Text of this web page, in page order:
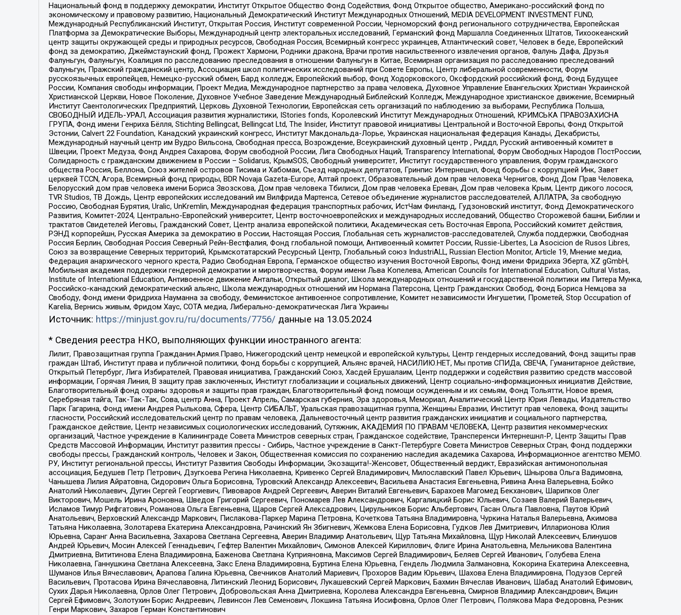
Национальный фонд в поддержку демократии, Институт Открытое Общество Фонд Содействия, Фонд Открытое общество, Американо-российский фонд по
экономическому и правовому развитию, Национальный Демократический Институт Международных Отношений, MEDIA DEVELOPMENT INVESTMENT FUND,
Международный Республиканский Институт, Открытая Россия, Институт современной России, Черноморский фонд регионального сотрудничества, Европейская
Платформа за Демократические Выборы, Международный центр электоральных исследований, Германский фонд Маршалла Соединенных Штатов, Тихоокеанский
центр защиты окружающей среды и природных ресурсов, Свободная Россия, Всемирный конгресс украинцев, Атлантический совет, Человек в беде, Европейский
фонд за демократию, Джеймстаунский фонд, Прожект Хармони, Родники дракона, Врачи против насильственного извлечения органов, Фалунь Дафа, Друзья
Фалуньгун, Фалуньгун, Коалиция по расследованию преследования в отношении Фалуньгун в Китае, Всемирная организация по расследованию преследований
Фалуньгун, Пражский гражданский центр, Ассоциация школ политических исследований при Совете Европы, Центр либеральной современности, Форум
русскоязычных европейцев, Немецко-русский обмен, Бард колледж, Европейский выбор, Фонд Ходорковского, Оксфордский российский фонд, Фонд Будущее
России, Компания свободы информации, Проект Медиа, Международное партнерство за права человека, Духовное Управление Евангельских Христиан Украинской
Христианской Церкви, Новое Поколение, Духовное Учебное Заведение Международный Библейский Колледж, Международное христианское движение, Всемирный
Институт Саентологических Предприятий, Церковь Духовной Технологии, Европейская сеть организаций по наблюдению за выборами, Республика Польша,
СВОБОДНЫЙ ИДЕЛЬ-УРАЛ, Ассоциация развития журналистики, IStories fonds, Королевский Институт Международных Отношений, КРИМСЬКА ПРАВОЗАХИСНА
ГРУПА, Фонд имени Генриха Бёлля, Stichting Bellingcat, Bellingcat Ltd, The Insider, Институт правовой инициативы Центральной и Восточной Европы, Фонд Открытой
Эстонии, Calvert 22 Foundation, Канадский украинский конгресс, Институт Макдональда-Лорье, Украинская национальная федерация Канады, Декабристы,
Международный научный центр им Вудро Вильсона, Свободная пресса, Возрождение, Всеукраинский духовный центр , Риддл, Русский антивоенный комитет в
Швеции, Проект Медуза, Фонд Андрея Сахарова, Форум свободной России, Лига Свободных Наций, Transparеncy International, Форум Свободных Народов ПостРоссии,
Солидарность с гражданским движением в России – Solidarus, КрымSOS, Свободный университет, Институт государственного управления, Форум гражданского
общества Россия, Беллона, Союз жителей островов Тисима и Хабомаи, Съезд народных депутатов, Гринпис Интернешнл, Фонд борьбы с коррупцией Инк, Завет
церквей TCCN, Агора, Всемирный фонд природы, BDR Novaja Gazeta-Europe, Алтай проект, Образовательный дом прав человека Чернигов, Фонд Дом Прав Человека,
Белорусский дом прав человека имени Бориса Звозскова, Дом прав человека Тбилиси, Дом прав человека Ереван, Дом прав человека Крым, Центр дикого лосося,
TVR Studios, ТВ Дождь, Центр европейских исследований им Вилфрида Мартенса, Сетевое объединение журналистов расследователей, АЛЛАТРА, За свободную
Россию, Свободная Бурятия, Uralic, UnKremlin, Международная федерация транспортных рабочих, ИстЧам Финланд, Гудзоновский институт, Фонд Демократического
Развития, Комитет-2024, Центрально-Европейский университет, Центр восточноевропейских и международных исследований, Общество Сторожевой башни, Библии и
трактатов Свидетелей Иеговы, Гражданский Совет, Центр анализа европейской политики, Академическая сеть Восточная Европа, Российский комитет действия,
РЭНД корпорейшн, Русская Америка за демократию в России, Настоящая Россия, Глобальная сеть журналистов-расследователей, Служба поддержки, Свободная
Россия Берлин, Свободная Россия Северный Рейн-Вестфалия, Фонд глобальной помощи, Антивоенный комитет России, Russie-Libertes, La Asocicion de Rusos Libres,
Союз за возвращение Северных территорий, Крымскотатарский Ресурсный Центр, Глобальный союз IndustriALL, Russian Election Monitor, Article 19, Мнение медиа,
Федерация анархического черного креста, Радио Свободная Европа, Германское общество изучения Восточной Европы, Фонд имени Фридриха Эберта, XZ gGmbH,
Мобильная академия поддержки гендерной демократии и миротворчества, Форум имени Льва Копелева, American Councils for International Education, Cultural Vistas,
Institute of International Education, Антивоенное движение Антальи, Открытый диалог, Школа международных отношений и государственной политики им Питера Мунка,
Российско-канадский демократический альянс, Школа международных отношений им Нормана Патерсона, Центр Гражданских Свобод, Фонд Бориса Немцова за
Свободу, Фонд имени Фридриха Науманна за свободу, Феминистское антивоенное сопротивление, Комитет независимости Ингушетии, Прометей, Stop Occupation of
Karelia, Вернись живым, Фридом Хаус, СОТА медиа, Либерально-демократическая Лига Украины
Источник: https://minjust.gov.ru/ru/documents/7756/ данные на 13.05.2024
* Сведения реестра НКО, выполняющих функции иностранного агента:
Лилит, Правозащитная группа Гражданин.Армия.Право, Нижегородский центр немецкой и европейской культуры, Центр гендерных исследований, Фонд защиты прав
граждан Штаб, Институт права и публичной политики, Фонд борьбы с коррупцией, Альянс врачей, НАСИЛИЮ.НЕТ, Мы против СПИДа, СВЕЧА, Гуманитарное действие,
Открытый Петербург, Лига Избирателей, Правовая инициатива, Гражданский Союз, Хасдей Ерушалаим, Центр поддержки и содействия развитию средств массовой
информации, Горячая Линия, В защиту прав заключенных, Институт глобализации и социальных движений, Центр социально-информационных инициатив Действие,
Благотворительный фонд охраны здоровья и защиты прав граждан, Благотворительный фонд помощи осужденным и их семьям, Фонд Тольятти, Новое время,
Серебряная тайга, Так-Так-Так, Сова, центр Анна, Проект Апрель, Самарская губерния, Эра здоровья, Мемориал, Аналитический Центр Юрия Левады, Издательство
Парк Гагарина, Фонд имени Андрея Рылькова, Сфера, Центр СИБАЛЬТ, Уральская правозащитная группа, Женщины Евразии, Институт прав человека, Фонд защиты
гласности, Российский исследовательский центр по правам человека, Дальневосточный центр развития гражданских инициатив и социального партнерства,
Гражданское действие, Центр независимых социологических исследований, Сутяжник, АКАДЕМИЯ ПО ПРАВАМ ЧЕЛОВЕКА, Центр развития некоммерческих
организаций, Частное учреждение в Калининграде Совета Министров северных стран, Гражданское содействие, Трансперенси Интернешнл-Р, Центр Защиты Прав
Средств Массовой Информации, Институт развития прессы - Сибирь, Частное учреждение в Санкт-Петербурге Совета Министров Северных Стран, Фонд поддержки
свободы прессы, Гражданский контроль, Человек и Закон, Общественная комиссия по сохранению наследия академика Сахарова, Информационное агентство МЕМО.
РУ, Институт региональной прессы, Институт Развития Свободы Информации, Экозащита!-Женсовет, Общественный вердикт, Евразийская антимонопольная
ассоциация, Бедушев Петр Петрович, Дзугкоева Регина Николаевна, Кривенко Сергей Владимирович, Милославский Павел Юрьевич, Шнырова Ольга Вадимовна,
Чанышева Лилия Айратовна, Сидорович Ольга Борисовна, Туровский Александр Алексеевич, Васильева Анастасия Евгеньевна, Ривина Анна Валерьевна, Бойко
Анатолий Николаевич, Дугин Сергей Георгиевич, Пивоваров Андрей Сергеевич, Аверин Виталий Евгеньевич, Барахоев Магомед Бекханович, Шарипков Олег
Викторович, Мошель Ирина Ароновна, Шведов Григорий Сергеевич, Пономарев Лев Александрович, Каргалицкий Борис Юльевич, Созаев Валерий Валерьевич,
Исламов Тимур Рифгатович, Романова Ольга Евгеньевна, Щаров Сергей Алексадрович, Цирульников Борис Альбертович, Гасан Ольга Павловна, Паутов Юрий
Анатольевич, Верховский Александр Маркович, Пислакова-Паркер Марина Петровна, Кочеткова Татьяна Владимировна, Чуркина Наталья Валерьевна, Акимова
Татьяна Николаевна, Золотарева Екатерина Александровна, Рачинский Ян Збигневич, Жемкова Елена Борисовна, Гудков Лев Дмитриевич, Илларионова Юлия
Юрьевна, Саранг Анна Васильевна, Захарова Светлана Сергеевна, Аверин Владимир Анатольевич, Щур Татьяна Михайловна, Щур Николай Алексеевич, Блинушов
Андрей Юрьевич, Мосин Алексей Геннадьевич, Гефтер Валентин Михайлович, Симонов Алексей Кириллович, Флиге Ирина Анатольевна, Мельникова Валентина
Дмитриевна, Вититинова Елена Владимировна, Баженова Светлана Куприяновна, Максимов Сергей Владимирович, Беляев Сергей Иванович, Голубева Елена
Николаевна, Ганнушкина Светлана Алексеевна, Закс Елена Владимировна, Буртина Елена Юрьевна, Гендель Людмила Залмановна, Кокорина Екатерина Алексеевна,
Шуманов Илья Вячеславович, Арапова Галина Юрьевна, Свечников Анатолий Мариевич, Прохоров Вадим Юрьевич, Шахова Елена Владимировна, Подузов Сергей
Васильевич, Протасова Ирина Вячеславовна, Литинский Леонид Борисович, Лукашевский Сергей Маркович, Бахмин Вячеслав Иванович, Шабад Анатолий Ефимович,
Сухих Дарья Николаевна, Орлов Олег Петрович, Добровольская Анна Дмитриевна, Королева Александра Евгеньевна, Смирнов Владимир Александрович, Вицин
Сергей Ефимович, Золотухин Борис Андреевич, Левинсон Лев Семенович, Локшина Татьяна Иосифовна, Орлов Олег Петрович, Полякова Мара Федоровна, Резник
Генри Маркович, Захаров Герман Константинович